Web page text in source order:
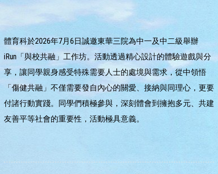
體育科於2026年7月6日誠邀東華三院為中一及中二級舉辦
iRun「與校共融」工作坊。活動透過精心設計的體驗遊戲與分
享，讓同學親身感受特殊需要人士的處境與需求，從中領悟
「傷健共融」不僅需要發自內心的關愛、接納與同理心，更要
付諸行動實踐。同學們積極參與，深刻體會到擁抱多元、共建
友善平等社會的重要性，活動極具意義。